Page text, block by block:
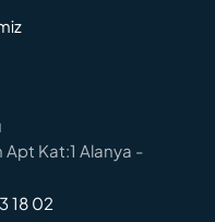
Apt Kat:1 Alanya -
18 02